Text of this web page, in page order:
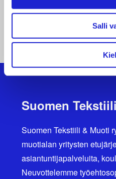
Salli
Suomen
Suomen Tekstiili & Muoti
muotialan yritysten
asiantuntijapalveluita,
Neuvottelemme